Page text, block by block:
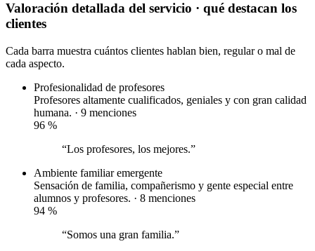
Valoración detallada del servicio · qué destacan los
clientes
Cada barra muestra cuántos clientes hablan bien, regular o mal de
cada aspecto.
Profesionalidad de profesores
Profesores altamente cualificados, geniales y con gran calidad
humana. · 9 menciones
96 %
“Los profesores, los mejores.”
Ambiente familiar emergente
Sensación de familia, compañerismo y gente especial entre
alumnos y profesores. · 8 menciones
94 %
“Somos una gran familia.”